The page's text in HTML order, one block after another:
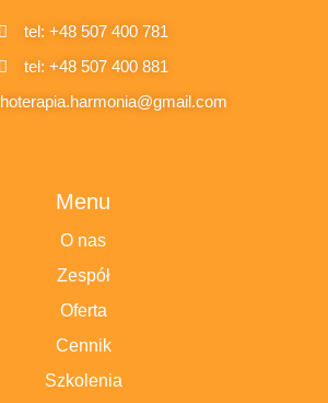
tel: +48 507 400 781
tel: +48 507 400 881
Menu
O nas
Zespół
Oferta
Cennik
Szkolenia